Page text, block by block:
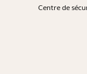
Centre de